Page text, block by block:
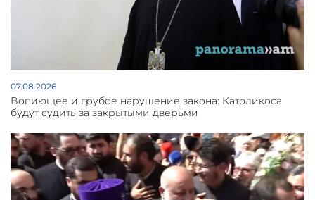
07.08.2026
Вопиющее и грубое нарушение закона: Католикоса
будут судить за закрытыми дверьми